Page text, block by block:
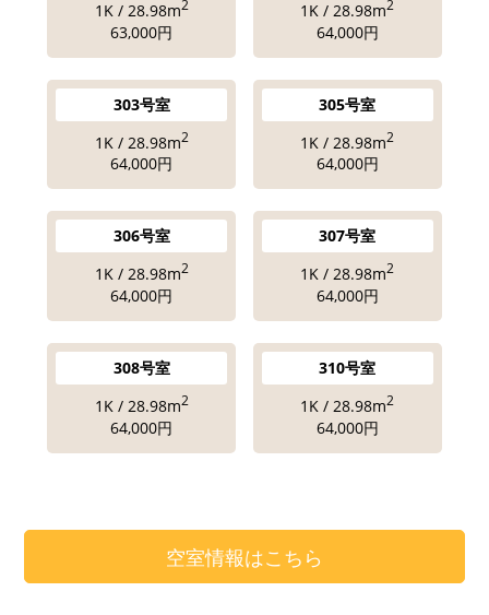
1K / 28.98m2
63,000円
1K / 28.98m2
64,000円
303号室
1K / 28.98m2
64,000円
305号室
1K / 28.98m2
64,000円
306号室
1K / 28.98m2
64,000円
307号室
1K / 28.98m2
64,000円
308号室
1K / 28.98m2
64,000円
310号室
1K / 28.98m2
64,000円
空室情報はこちら